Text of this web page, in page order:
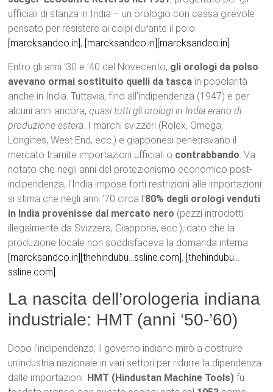
ufficiali di stanza in India – un orologio con cassa girevole
pensato per resistere ai colpi durante il polo.
[marcksandco.in], [marcksandco.in] [marcksandco.in]
Entro gli anni ’30 e ’40 del Novecento, gli orologi da polso
avevano ormai sostituito quelli da tasca in popolarità
anche in India. Tuttavia, fino all’indipendenza (1947) e per
alcuni anni ancora,quasi tutti gli orologi in India erano di
produzione estera. I marchi svizzeri (Rolex, Omega,
Longines, West End, ecc.) e giapponesi penetravano il
mercato tramite importazioni ufficiali o contrabbando. Va
notato che negli anni del protezionismo economico post-
indipendenza, l’India impose forti restrizioni alle importazioni:
si stima che negli anni ’70 circa l’80% degli orologi venduti
in India provenisse dal mercato nero (pezzi introdotti
illegalmente da Svizzera, Giappone, ecc.), dato che la
produzione locale non soddisfaceva la domanda interna.
[marcksandco.in] [thehindubu…ssline.com], [thehindubu…
ssline.com]
La nascita dell’orologeria indiana
industriale: HMT (anni ‘50-’60)
Dopo l’indipendenza, il governo indiano mirò a costruire
un’industria nazionale in vari settori per ridurre la dipendenza
dalle importazioni. HMT (Hindustan Machine Tools) fu